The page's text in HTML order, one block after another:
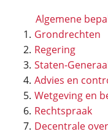
Algemene
Grondrechten
Regering
Staten-
Advies en
Wetgeving en
Rechtspraak
Decentrale